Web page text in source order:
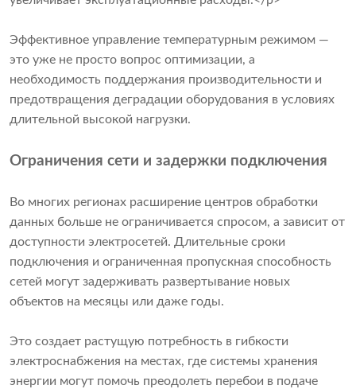
Эффективное управление температурным режимом —
это уже не просто вопрос оптимизации, а
необходимость поддержания производительности и
предотвращения деградации оборудования в условиях
длительной высокой нагрузки.
Ограничения сети и задержки подключения
Во многих регионах расширение центров обработки
данных больше не ограничивается спросом, а зависит от
доступности электросетей. Длительные сроки
подключения и ограниченная пропускная способность
сетей могут задерживать развертывание новых
объектов на месяцы или даже годы.
Это создает растущую потребность в гибкости
электроснабжения на местах, где системы хранения
энергии могут помочь преодолеть перебои в подаче